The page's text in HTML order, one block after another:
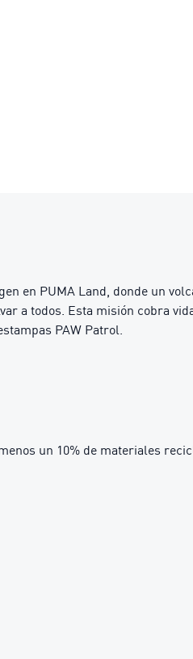
en PUMA Land, donde un
a todos. Esta misión cobra
PAW Patrol.
un 10% de materiales